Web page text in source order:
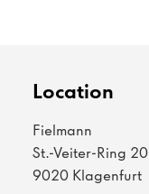
Location
Fielmann
St.-Veiter-Ring 20
9020 Klagenfurt